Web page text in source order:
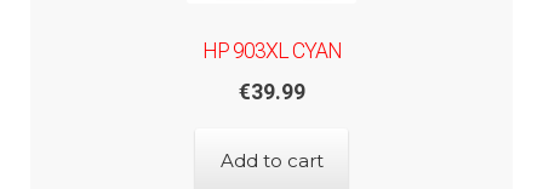
HP 903XL CYAN
€39.99
Add to cart